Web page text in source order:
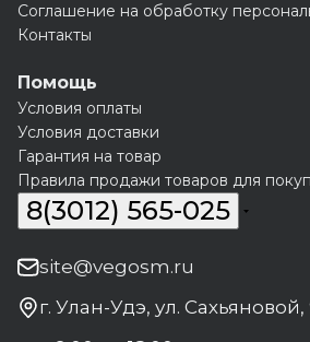
Соглашение на обработку
Контакты
Помощь
Условия оплаты
Условия доставки
Гарантия на товар
Правила продажи товаров для
8(3012) 565-025
site@vegosm.ru
г. Улан-Удэ, ул. Сахьяновой,